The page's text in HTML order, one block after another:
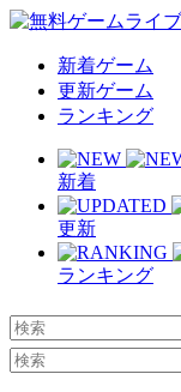
新着ゲーム
更新ゲーム
ランキング
新着
更新
ランキング